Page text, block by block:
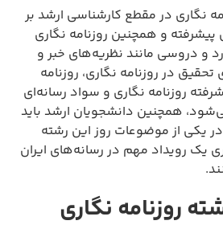
نگاری در مقطع کارشناسی ارشد بر
و همچنین روزنامه نگاری
و دروسی مانند نظریه‌های خبر و
در روزنامه نگاری، روزنامه
روزنامه نگاری و سواد رسانه‌ای
همچنین دانشجویان ارشد باید
در یکی از موضوعات روز این رشته
یک رویداد مهم در رسانه‌های ایران
روزنامه نگاری